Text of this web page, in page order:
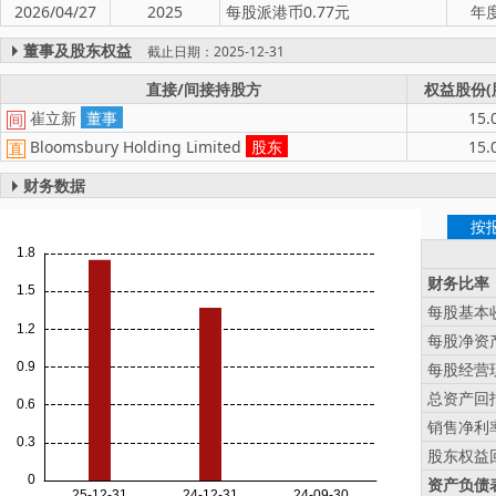
2026/04/27
2025 每股派港币0.77元
年
董事及股东权益
截止日期：2025-12-31
直接/间接持股方 权益股份(
间 崔立新 董事
直 Bloomsbury Holding Limited 股东
财务数据
按
财务比率
每股基本
每股净资
每股经营
总资产回
销售净利
股东权益
资产负债